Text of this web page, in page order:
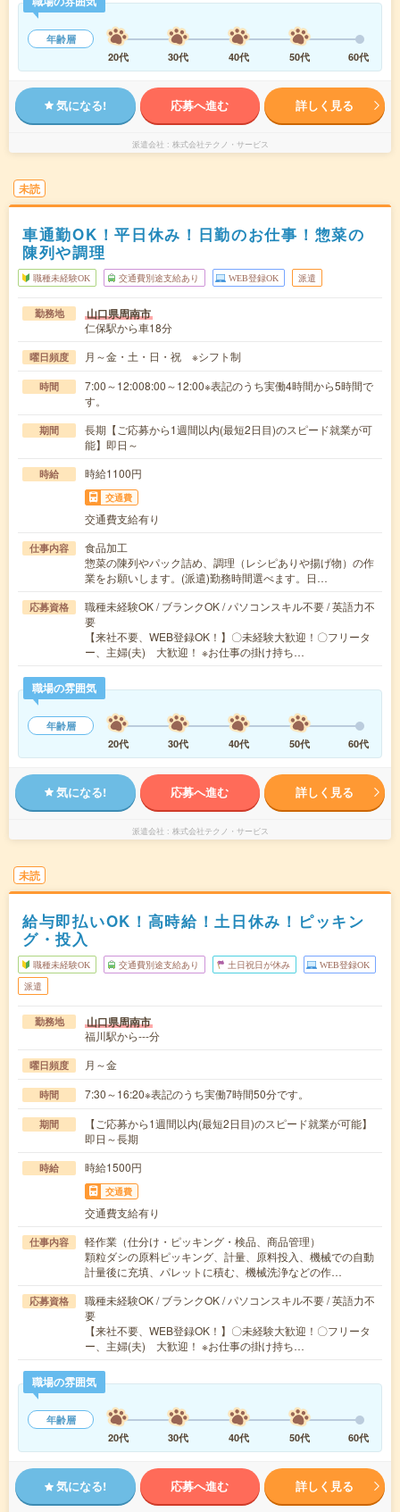
年齢層
20代
30代 40代 50代 60代
気になる! 応募へ進む 詳しく見る
派遣会社 株式会社テクノ・サービス
未読
車通勤OK！平日休み！日勤のお仕事！惣菜の
陳列や調理
職種未経験OK 交通費別途支給あり WEB登録OK 派遣
勤務地 山口県周南市
仁保駅から車18分
曜日頻度 月～金・土・日・祝 ※シフト制
時間
7:00～12:008:00～12:00※表記のうち実働4時間から5時間で
す。
期間
長期【ご応募から1週間以内(最短2日目)のスピード就業が可
能】即日～
時給 時給1100円
交通費
交通費支給有り
仕事内容
食品加工
惣菜の陳列やパック詰め、調理（レシピありや揚げ物）の作
業をお願いします。(派遣)勤務時間選べます。日…
応募資格
職種未経験OK / ブランクOK / パソコンスキル不要 / 英語力不
要
【来社不要、WEB登録OK！】〇未経験大歓迎！〇フリータ
ー、主婦(夫) 大歓迎！ ※お仕事の掛け持ち…
職場の雰囲気
年齢層
20代
30代 40代 50代 60代
気になる! 応募へ進む 詳しく見る
派遣会社 株式会社テクノ・サービス
未読
給与即払いOK！高時給！土日休み！ピッキン
グ・投入
職種未経験OK 交通費別途支給あり 土日祝日が休み WEB登録OK
派遣
勤務地 山口県周南市
福川駅から---分
曜日頻度 月～金
時間 7:30～16:20※表記のうち実働7時間50分です。
期間
【ご応募から1週間以内(最短2日目)のスピード就業が可能】
即日～長期
時給 時給1500円
交通費
交通費支給有り
仕事内容
軽作業（仕分け・ピッキング・検品、商品管理）
顆粒ダシの原料ピッキング、計量、原料投入、機械での自動
計量後に充填、パレットに積む、機械洗浄などの作…
応募資格
職種未経験OK / ブランクOK / パソコンスキル不要 / 英語力不
要
【来社不要、WEB登録OK！】〇未経験大歓迎！〇フリータ
ー、主婦(夫) 大歓迎！ ※お仕事の掛け持ち…
職場の雰囲気
年齢層
20代
30代 40代 50代 60代
気になる! 応募へ進む 詳しく見る